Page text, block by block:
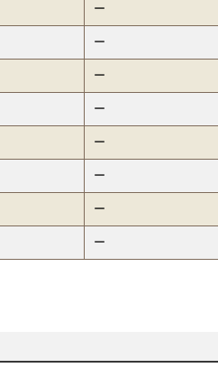
ー
ー
ー
ー
ー
ー
ー
ー